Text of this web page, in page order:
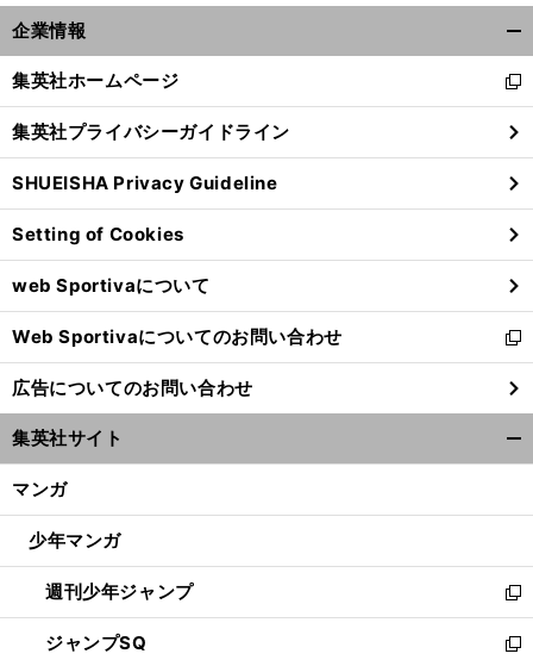
企業情報
閉
る
集英社ホームページ
新
し
い
ウ
ィ
ン
ド
ウ
で
開
く
集英社プライバシーガイドライン
SHUEISHA Privacy Guideline
Setting of Cookies
web Sportivaについて
Web Sportivaについてのお問い合わせ
新
し
い
ウ
ィ
ン
ウ
開
く
広告についてのお問い合わせ
集英社サイト
マンガ
少年マンガ
週刊少年ジャンプ
新
し
い
ジャンプSQ
新